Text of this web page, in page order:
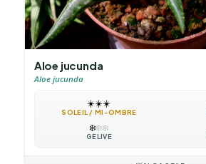
Aloe jucunda
Aloe jucunda
☀️☀️☀️
SOLEIL / MI-OMBRE
❄️❄️❄️
GÉLIVE